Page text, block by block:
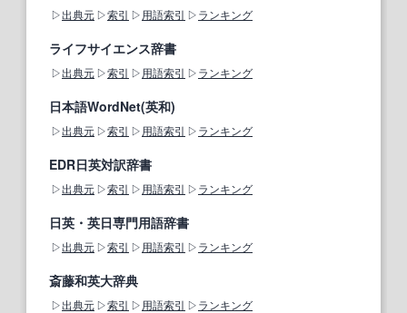
出典元 索引 用語索引 ランキング
ライフサイエンス辞書
出典元 索引 用語索引 ランキング
日本語WordNet(英和)
出典元 索引 用語索引 ランキング
EDR日英対訳辞書
出典元 索引 用語索引 ランキング
日英・英日専門用語辞書
出典元 索引 用語索引 ランキング
斎藤和英大辞典
出典元 索引 用語索引 ランキング